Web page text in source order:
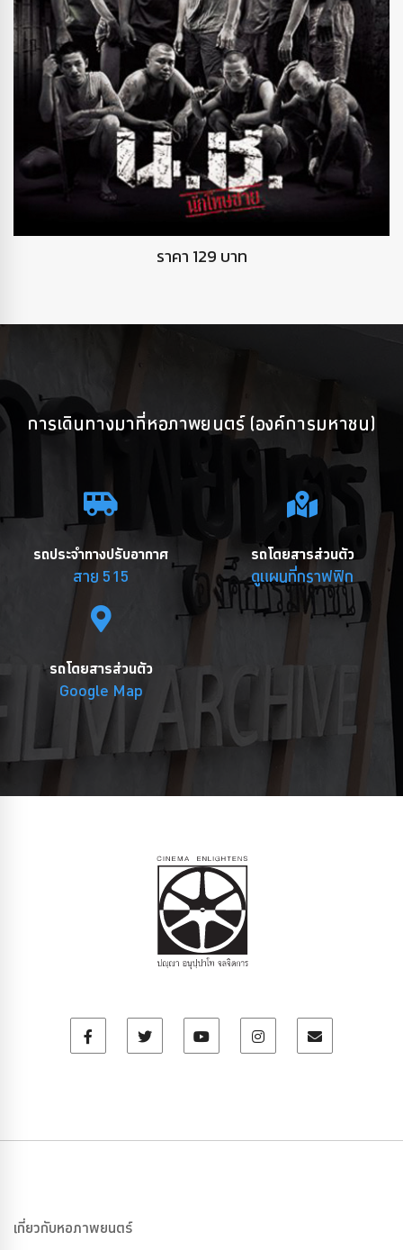
ราคา 129 บาท
การเดินทางมาที่หอภาพยนตร์ (องค์การมหาชน)
รถประจำทางปรับอากาศ
สาย 515
รถโดยสารส่วนตัว
ดูแผนที่กราฟฟิก
รถโดยสารส่วนตัว
Google Map
เกี่ยวกับหอภาพยนตร์